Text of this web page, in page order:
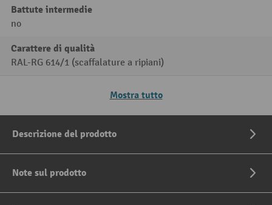
Battute intermedie
no
Carattere di qualità
RAL-RG 614/1 (scaffalature a ripiani)
Mostra tutto
Descrizione del prodotto
Note sul prodotto